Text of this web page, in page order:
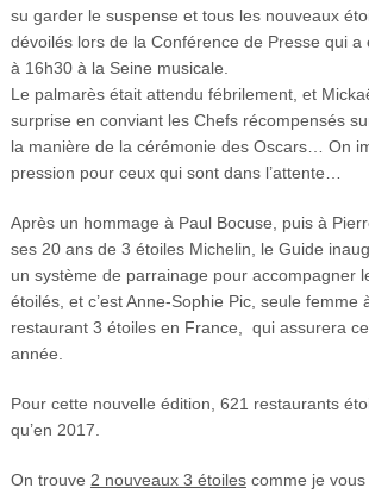
su garder le suspense et tous les nouveaux
dévoilés lors de la Conférence de Presse qui a
à 16h30 à la Seine musicale.
Le palmarès était attendu fébrilement, et
surprise en conviant les Chefs récompensés
la manière de la cérémonie des Oscars… On
pression pour ceux qui sont dans l’attente…
Après un hommage à Paul Bocuse, puis à
ses 20 ans de 3 étoiles Michelin, le Guide
un système de parrainage pour accompagner
étoilés, et c’est Anne-Sophie Pic, seule femme
restaurant 3 étoiles en France, qui assurera
année.
Pour cette nouvelle édition, 621 restaurants
qu’en 2017.
On trouve 2 nouveaux 3 étoilescomme je vous